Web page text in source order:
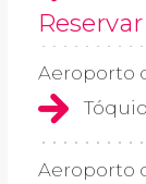
Reservar
Aeroporto
Tóquio
Aeroporto